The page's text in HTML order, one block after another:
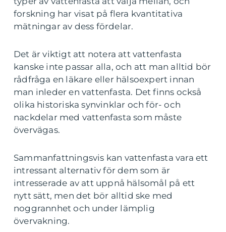
forskning har visat på flera kvantitativa
mätningar av dess fördelar.
Det är viktigt att notera att vattenfasta
kanske inte passar alla, och att man alltid bör
rådfråga en läkare eller hälsoexpert innan
man inleder en vattenfasta. Det finns också
olika historiska synvinklar och för- och
nackdelar med vattenfasta som måste
övervägas.
Sammanfattningsvis kan vattenfasta vara ett
intressant alternativ för dem som är
intresserade av att uppnå hälsomål på ett
nytt sätt, men det bör alltid ske med
noggrannhet och under lämplig
övervakning.